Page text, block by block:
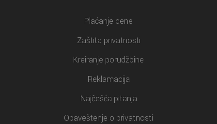
Plaćanje cene
Zaštita privatnosti
Kreiranje porudžbine
Reklamacija
Najčešća pitanja
Obaveštenje o privatnosti